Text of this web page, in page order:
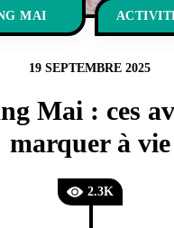
MAI
19 SEPTEMBRE 2025
Mai : ces
marquer à vie
2.3K